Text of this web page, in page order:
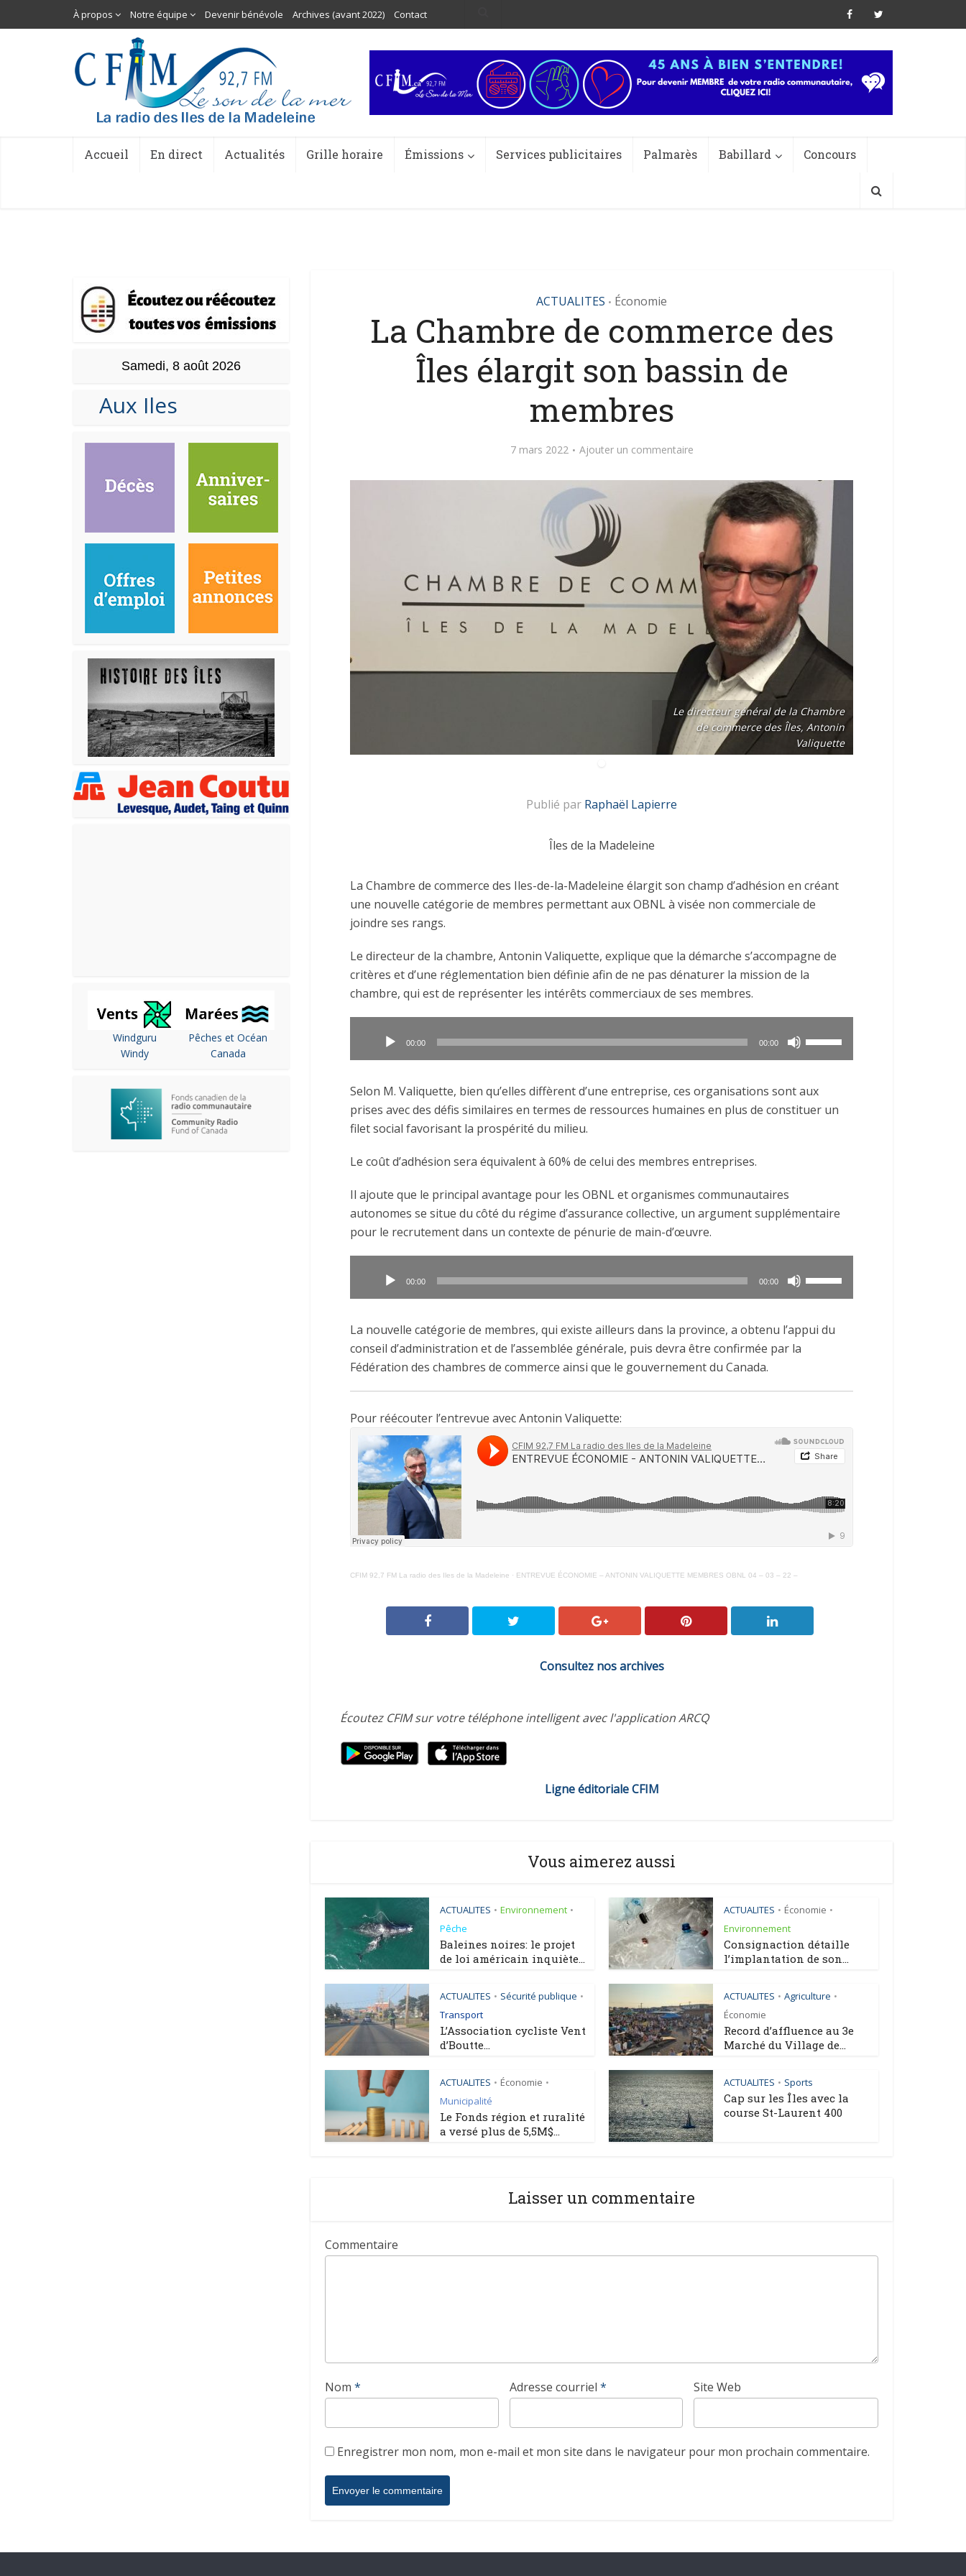
À propos Notre équipe Devenir bénévole Archives (avant 2022) Contact
Accueil En direct Actualités Grille horaire Émissions Services publicitaires Palmarès Babillard Concours
Samedi, 8 août 2026
Aux Iles
Windguru
Windy
Pêches et Océan
Canada
ACTUALITES • Économie
La Chambre de commerce des
Îles élargit son bassin de
membres
7 mars 2022 Ajouter un commentaire
Le directeur général de la Chambre
de commerce des Îles, Antonin
Valiquette
Publié par Raphaël Lapierre
Îles de la Madeleine
La Chambre de commerce des Iles-de-la-Madeleine élargit son champ d’adhésion en créant
une nouvelle catégorie de membres permettant aux OBNL à visée non commerciale de
joindre ses rangs.
Le directeur de la chambre, Antonin Valiquette, explique que la démarche s’accompagne de
critères et d’une réglementation bien définie afin de ne pas dénaturer la mission de la
chambre, qui est de représenter les intérêts commerciaux de ses membres.
00:00 00:00
Utilisez
haut/bas
pour
Selon M. Valiquette, bien qu’elles diffèrent d’une entreprise, ces organisations sont aux
prises avec des défis similaires en termes de ressources humaines en plus de constituer un
filet social favorisant la prospérité du milieu.
Le coût d’adhésion sera équivalent à 60% de celui des membres entreprises.
Il ajoute que le principal avantage pour les OBNL et organismes communautaires
autonomes se situe du côté du régime d’assurance collective, un argument supplémentaire
pour le recrutement dans un contexte de pénurie de main-d’œuvre.
00:00 00:00
Utilisez
haut/bas
le
volume.
La nouvelle catégorie de membres, qui existe ailleurs dans la province, a obtenu l’appui du
conseil d’administration et de l’assemblée générale, puis devra être confirmée par la
Fédération des chambres de commerce ainsi que le gouvernement du Canada.
Pour réécouter l’entrevue avec Antonin Valiquette:
CFIM 92,7 FM La radio des Iles de la Madeleine · ENTREVUE ÉCONOMIE – ANTONIN VALIQUETTE MEMBRES OBNL 04 – 03 – 22 –
Consultez nos archives
Écoutez CFIM sur votre téléphone intelligent avec l'application ARCQ
Ligne éditoriale CFIM
Vous aimerez aussi
ACTUALITES • Environnement •
Pêche
Baleines noires: le projet
de loi américain inquiète...
ACTUALITES • Économie •
Environnement
Consignaction détaille
l’implantation de son...
ACTUALITES • Sécurité publique •
Transport
L’Association cycliste Vent
d’Boutte...
ACTUALITES • Agriculture •
Économie
Record d’affluence au 3e
Marché du Village de...
ACTUALITES • Économie •
Municipalité
Le Fonds région et ruralité
a versé plus de 5,5M$...
ACTUALITES • Sports
Cap sur les Îles avec la
course St-Laurent 400
Laisser un commentaire
Commentaire
Nom * Adresse courriel * Site Web
Enregistrer mon nom, mon e-mail et mon site dans le navigateur pour mon prochain commentaire.